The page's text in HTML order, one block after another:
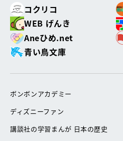
コクリコ
WEB げんき
Aneひめ.net
青い鳥文庫
ボンボンアカデミー
ディズニーファン
講談社の学習まんが 日本の歴史